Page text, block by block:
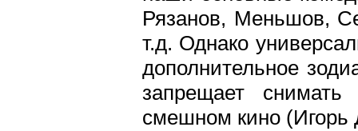
Рязанов, Меньшов,
т.д. Однако
дополнительное
запрещает
смешном кино